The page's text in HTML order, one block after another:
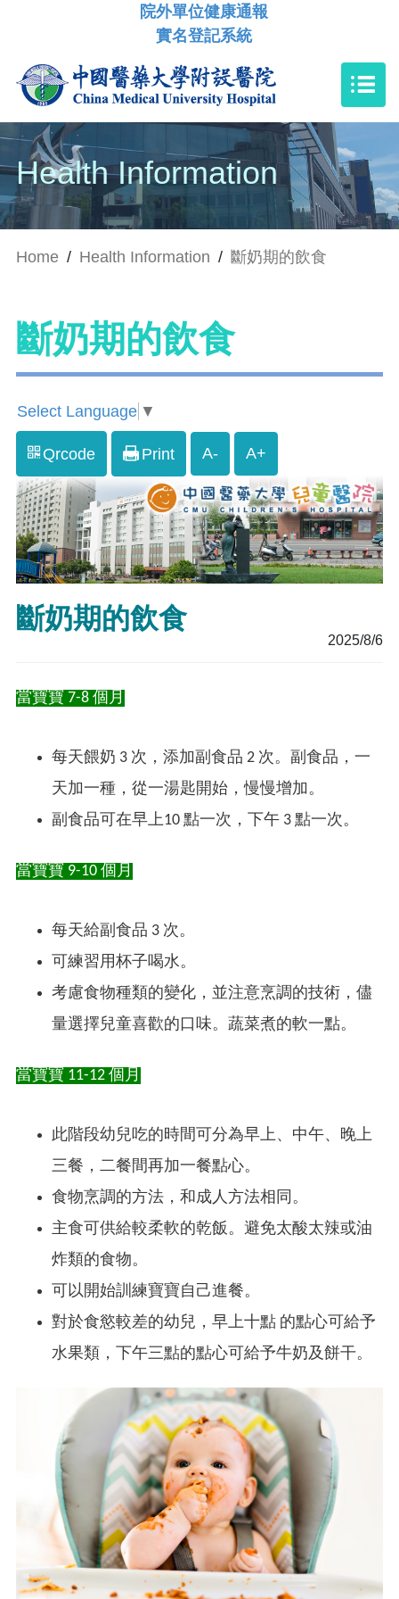
院外單位健康通報
實名登記系統
Health Information
Home / Health Information / 斷奶期的飲食
斷奶期的飲食
Select Language ▼
Qrcode Print A- A+
斷奶期的飲食
2025/8/6
當寶寶 7-8 個月
每天餵奶 3 次，添加副食品 2 次。副食品，一
天加一種，從一湯匙開始，慢慢增加。
副食品可在早上10 點一次，下午 3 點一次。
當寶寶 9-10 個月
每天給副食品 3 次。
可練習用杯子喝水。
考慮食物種類的變化，並注意烹調的技術，儘
量選擇兒童喜歡的口味。蔬菜煮的軟一點。
當寶寶 11-12 個月
此階段幼兒吃的時間可分為早上、中午、晚上
三餐，二餐間再加一餐點心。
食物烹調的方法，和成人方法相同。
主食可供給較柔軟的乾飯。避免太酸太辣或油
炸類的食物。
可以開始訓練寶寶自己進餐。
對於食慾較差的幼兒，早上十點 的點心可給予
水果類，下午三點的點心可給予牛奶及餅干。